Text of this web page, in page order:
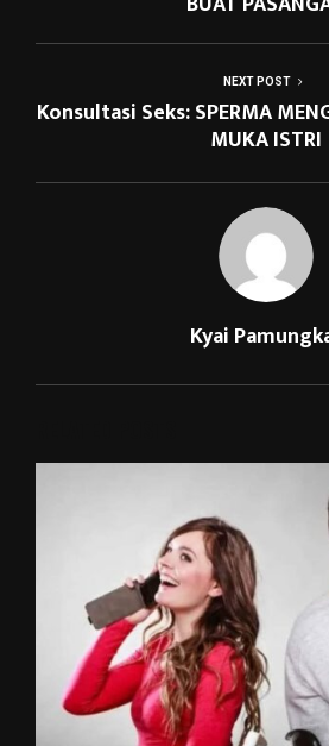
NEXT POST
Konsultasi Seks: SPERMA
MUKA ISTRI
Kyai